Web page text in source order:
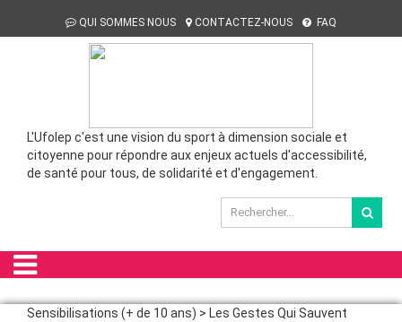
QUI SOMMES NOUS CONTACTEZ-NOUS FAQ
L'Ufolep c'est une vision du sport à dimension sociale et
citoyenne pour répondre aux enjeux actuels d'accessibilité,
de santé pour tous, de solidarité et d'engagement.
Sensibilisations (+ de 10 ans) > Les Gestes Qui Sauvent